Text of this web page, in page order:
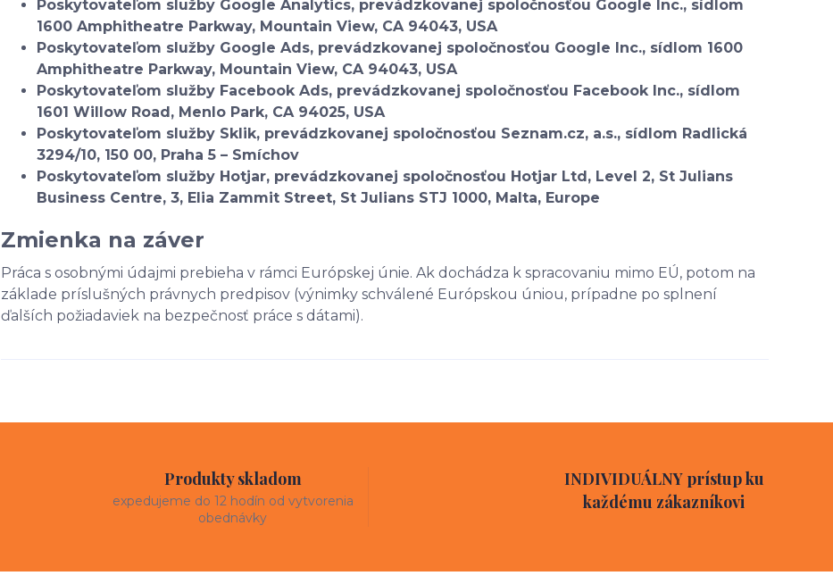
Poskytovateľom služby Google Analytics, prevádzkovanej spoločnosťou Google Inc., sídlom
1600 Amphitheatre Parkway, Mountain View, CA 94043, USA
Poskytovateľom služby Google Ads, prevádzkovanej spoločnosťou Google Inc., sídlom 1600
Amphitheatre Parkway, Mountain View, CA 94043, USA
Poskytovateľom služby Facebook Ads, prevádzkovanej spoločnosťou Facebook Inc., sídlom
1601 Willow Road, Menlo Park, CA 94025, USA
Poskytovateľom služby Sklik, prevádzkovanej spoločnosťou Seznam.cz, a.s., sídlom Radlická
3294/10, 150 00, Praha 5 – Smíchov
Poskytovateľom služby Hotjar, prevádzkovanej spoločnosťou Hotjar Ltd, Level 2, St Julians
Business Centre, 3, Elia Zammit Street, St Julians STJ 1000, Malta, Europe
Zmienka na záver
Práca s osobnými údajmi prebieha v rámci Európskej únie. Ak dochádza k spracovaniu mimo EÚ, potom na
základe príslušných právnych predpisov (výnimky schválené Európskou úniou, prípadne po splnení
ďalších požiadaviek na bezpečnosť práce s dátami).
Produkty skladom
expedujeme do 12 hodín od vytvorenia
obednávky
INDIVIDUÁLNY prístup ku
každému zákazníkovi